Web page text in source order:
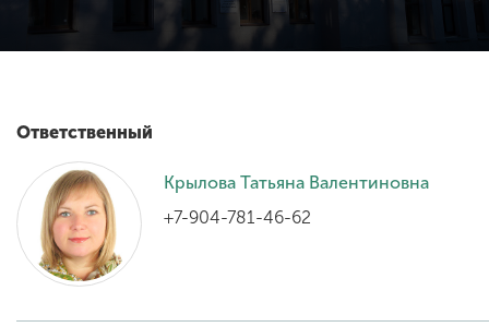
Студенческая жизнь
Сведения об
образовательной
организации
ENG SPN
Ответственный
Крылова Татьяна Валентиновна
+7-904-781-46-62